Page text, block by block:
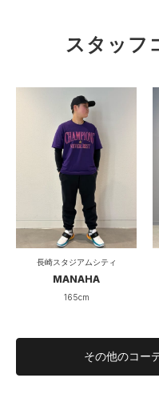
柔らかさ
速乾性
透け度 透け
あらゆる動きを
まるで身体の一部のよう
スタッフ
長崎スタジアムシティ
MANAHA
165cm
その他のコー